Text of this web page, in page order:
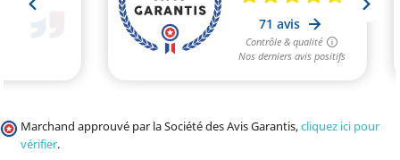
Marchand approuvé par la Société des Avis Garantis,cliquez ici pour
vérifier.